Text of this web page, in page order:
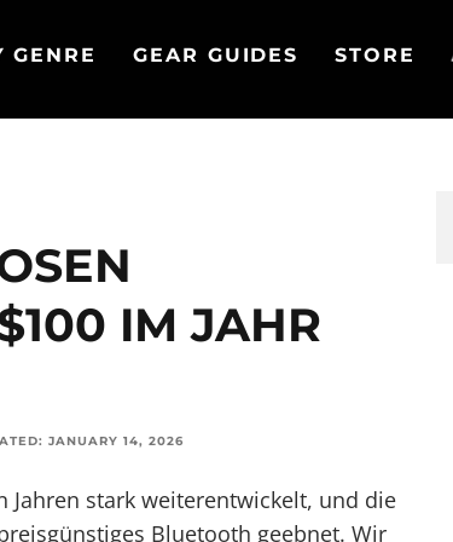
GENRE GEAR GUIDES STORE
IM JAHR
JANUARY 14, 2026
stark weiterentwickelt, und die
Bluetooth geebnet. Wir